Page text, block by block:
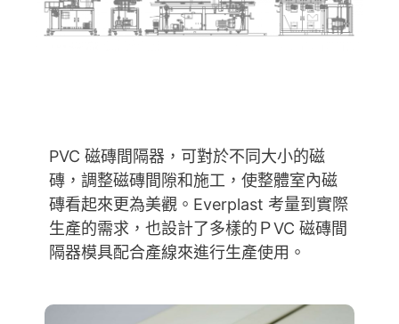
PVC 磁磚間隔器，可對於不同大小的磁
磚，調整磁磚間隙和施工，使整體室內磁
磚看起來更為美觀。Everplast 考量到實際
生產的需求，也設計了多樣的ＰVC 磁磚間
隔器模具配合產線來進行生產使用。